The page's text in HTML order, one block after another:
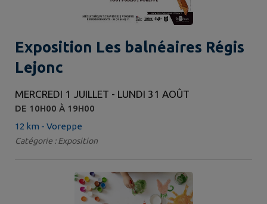
Exposition Les balnéaires Régis
Lejonc
MERCREDI 1 JUILLET - LUNDI 31 AOÛT
DE 10H00 À 19H00
12 km - Voreppe
Catégorie : Exposition